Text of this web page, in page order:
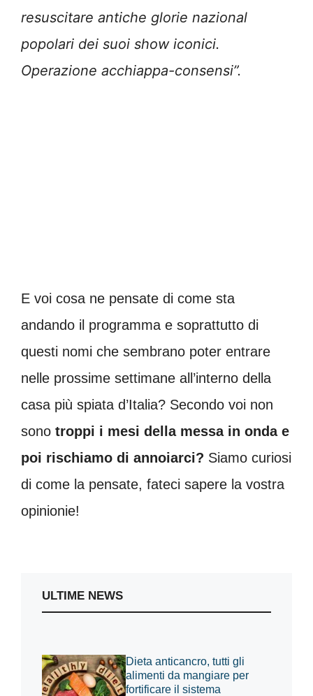
resuscitare antiche glorie nazional
popolari dei suoi show iconici.
Operazione acchiappa-consensi”.
E voi cosa ne pensate di come sta
andando il programma e soprattutto di
questi nomi che sembrano poter entrare
nelle prossime settimane all’interno della
casa più spiata d’Italia? Secondo voi non
sono troppi i mesi della messa in onda e
poi rischiamo di annoiarci? Siamo curiosi
di come la pensate, fateci sapere la vostra
opinionie!
ULTIME NEWS
Dieta anticancro, tutti gli
alimenti da mangiare per
fortificare il sistema